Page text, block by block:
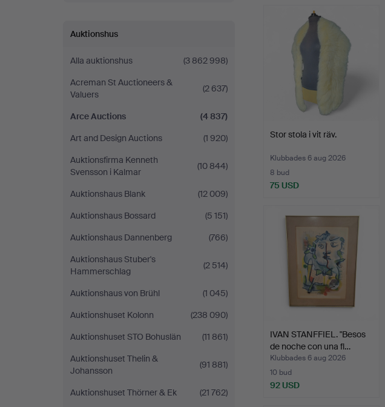
Auktionshus
Alla auktionshus
(3 862 998)
Acreman St Auctioneers &
Valuers
(2 637)
Arce Auctions
(4 837)
Art and Design Auctions
(1 920)
Auktionsfirma Kenneth
Svensson i Kalmar
(10 844)
Auktionshaus Blank
(12 009)
Auktionshaus Bossard
(5 151)
Auktionshaus Dannenberg
(766)
Auktionshaus Stuber's
Hammerschlag
(2 514)
Auktionshaus von Brühl
(1 045)
Auktionshuset Kolonn
(238 090)
Auktionshuset STO Bohuslän
(11 861)
Auktionshuset Thelin &
Johansson
(91 881)
Auktionshuset Thörner & Ek
(21 762)
Stor stola i vit räv.
Klubbades 6 aug 2026
8 bud
75 USD
IVAN STANFFIEL. "Besos
de noche con una fl…
Klubbades 6 aug 2026
10 bud
92 USD